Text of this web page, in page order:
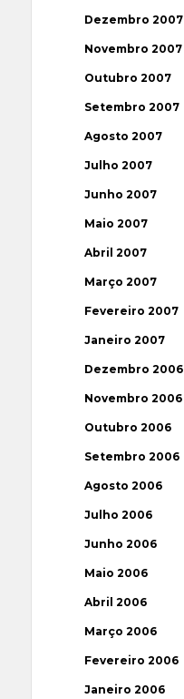
Dezembro 2007
Novembro 2007
Outubro 2007
Setembro 2007
Agosto 2007
Julho 2007
Junho 2007
Maio 2007
Abril 2007
Março 2007
Fevereiro 2007
Janeiro 2007
Dezembro 2006
Novembro 2006
Outubro 2006
Setembro 2006
Agosto 2006
Julho 2006
Junho 2006
Maio 2006
Abril 2006
Março 2006
Fevereiro 2006
Janeiro 2006